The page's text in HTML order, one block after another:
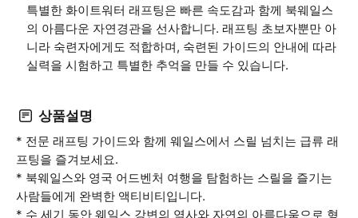
특별한 화이트워터 래프팅은 빠른 속도감과 함께 북웨일스
의 아름다운 자연경관을 선사합니다. 래프팅 초보자뿐만 아
니라 숙련자에게도 적합하며, 숙련된 가이드의 안내에 따라
실력을 시험하고 특별한 추억을 만들 수 있습니다.
상품설명
* 전문 래프팅 가이드와 함께 웨일스에서 스릴 넘치는 급류 래
프팅을 즐겨보세요.
* 북웨일스와 영국 어드벤처 여행을 탐험하는 스릴을 즐기는
사람들에게 완벽한 액티비티입니다.
* 수 세기 동안 웨일스 강변의 역사와 자연의 아름다움으로 형